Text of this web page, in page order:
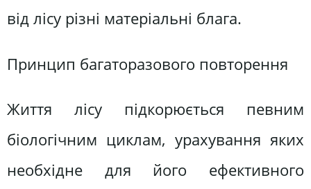
від лісу різні матеріальні блага.
Принцип багаторазового повторення
Життя лісу підкорюється певним
біологічним циклам, урахування яких
необхідне для його ефективного